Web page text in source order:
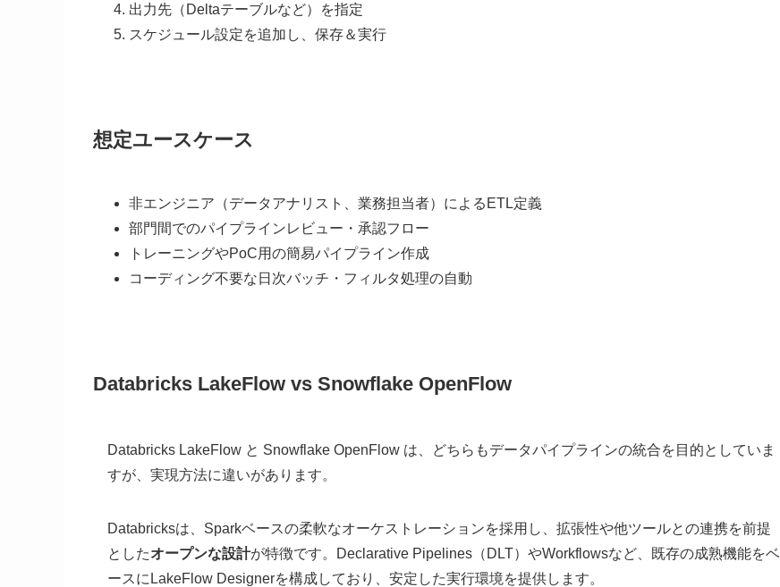
出力先（Deltaテーブルなど）を指定
スケジュール設定を追加し、保存＆実行
想定ユースケース
非エンジニア（データアナリスト、業務担当者）によるETL定義
部門間でのパイプラインレビュー・承認フロー
トレーニングやPoC用の簡易パイプライン作成
コーディング不要な日次バッチ・フィルタ処理の自動
Databricks LakeFlow vs Snowflake OpenFlow
Databricks LakeFlow と Snowflake OpenFlow は、どちらもデータパイプラインの統合を目的としていま
すが、実現方法に違いがあります。
Databricksは、Sparkベースの柔軟なオーケストレーションを採用し、拡張性や他ツールとの連携を前提
としたオープンな設計が特徴です。Declarative Pipelines（DLT）やWorkflowsなど、既存の成熟機能をベ
ースにLakeFlow Designerを構成しており、安定した実行環境を提供します。